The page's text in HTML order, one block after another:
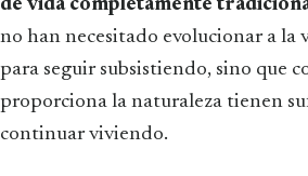
de vida completamente
no han necesitado evolucionar a la
para seguir subsistiendo, sino que
proporciona la naturaleza tienen
continuar viviendo.